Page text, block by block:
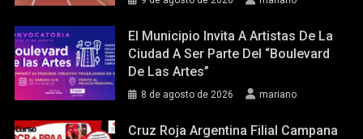
El Municipio Invita A Artistas De La
Ciudad A Ser Parte Del “Boulevard
De Las Artes”
8 de agosto de 2026 mariano
Cruz Roja Argentina Filial Campana